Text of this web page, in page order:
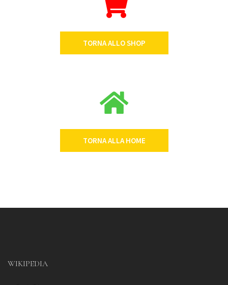
TORNA ALLO SHOP
TORNA ALLA HOME
WIKIPEDIA